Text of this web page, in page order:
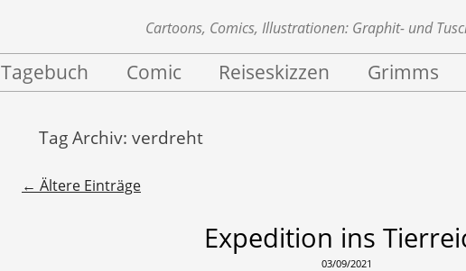
Cartoons, Comics, Illustrationen: Graphit- und
Tagebuch Comic Reiseskizzen Grimms
Tag Archiv:verdreht
Beitragsnavigation
← Ältere Einträge
Expedition ins
03/09/2021